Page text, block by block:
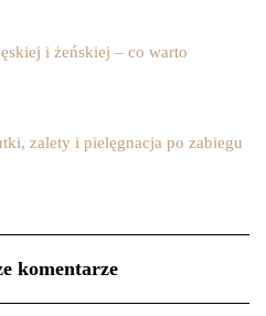
i żeńskiej – co warto
zalety i pielęgnacja po zabiegu
komentarze